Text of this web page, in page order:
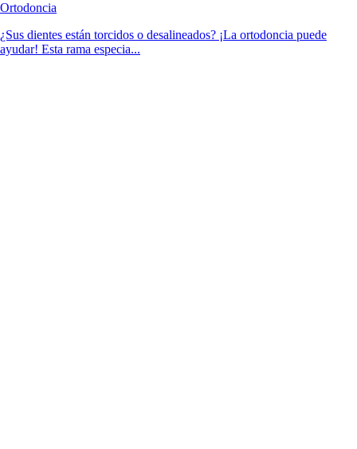
Ortodoncia
¿Sus dientes están torcidos o desalineados? ¡La ortodoncia puede
ayudar! Esta rama especia...